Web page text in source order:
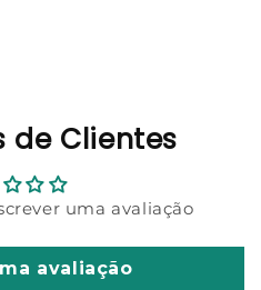
de Clientes
uma avaliação
avaliação